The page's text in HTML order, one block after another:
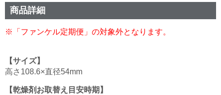
商品詳細
※「ファンケル定期便」の対象外となります。
【サイズ】
高さ108.6×直径54mm
【乾燥剤お取替え目安時期】